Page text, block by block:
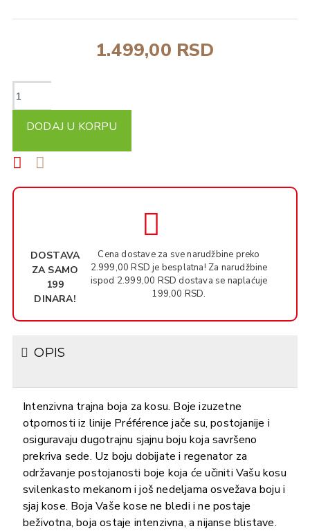
1.499,00 RSD
DODAJ U KORPU
DOSTAVA
ZA SAMO
199
DINARA!
Cena dostave za sve narudžbine preko
2.999,00 RSD je besplatna! Za narudžbine
ispod 2.999,00 RSD dostava se naplaćuje
199,00 RSD.
OPIS
Intenzivna trajna boja za kosu. Boje izuzetne
otpornosti iz linije Préférence jače su, postojanije i
osiguravaju dugotrajnu sjajnu boju koja savršeno
prekriva sede. Uz boju dobijate i regenator za
održavanje postojanosti boje koja će učiniti Vašu kosu
svilenkasto mekanom i još nedeljama osvežava boju i
sjaj kose. Boja Vaše kose ne bledi i ne postaje
beživotna, boja ostaje intenzivna, a nijanse blistave.